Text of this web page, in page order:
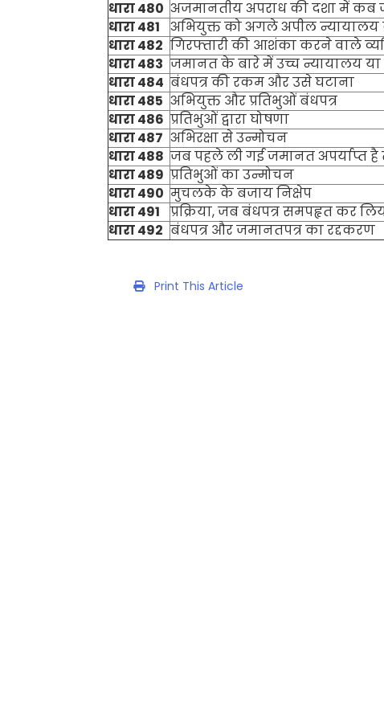
धारा480 अजमानतीय अपराध की दशा में कब
धारा481
अभियुक्त को अगले अपील
धारा482 गिरफ्तारी की आशंका करने वाले
धारा483 जमानत के बारे में उच्च न्यायालय
धारा484 बंधपत्र की रकम और उसे घटाना
धारा485 अभियुक्त और प्रतिभुओं बंधपत्र
धारा486 प्रतिभुओं द्वारा घोषणा
धारा487 अभिरक्षा से उन्मोचन
धारा488 जब पहले ली गई जमानत अपर्याप्त
धारा489 प्रतिभुओं का उन्मोचन
धारा490 मुचलके के बजाय निक्षेप
धारा491 प्रक्रिया,जब बंधपत्र समपहृत कर
धारा492 बंधपत्र और जमानतपत्र का रद्दकरण
Print This Article